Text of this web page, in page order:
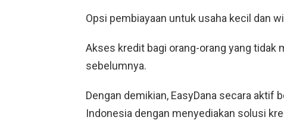
Opsi pembiayaan untuk usaha kecil dan
Akses kredit bagi orang-orang yang tidak
sebelumnya.
Dengan demikian, EasyDana secara aktif
Indonesia dengan menyediakan solusi